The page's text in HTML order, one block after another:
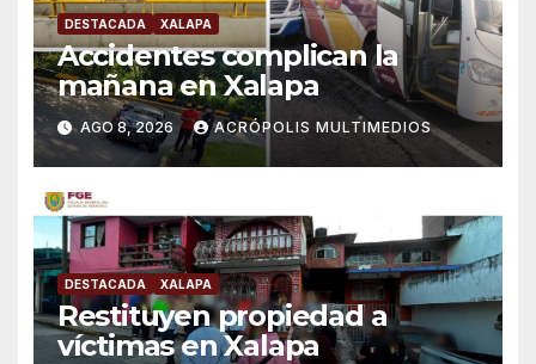
DESTACADA XALAPA
Accidentes complican la
mañana en Xalapa
AGO 8, 2026 ACRÓPOLIS MULTIMEDIOS
DESTACADA XALAPA
Restituyen propiedad a
víctimas en Xalapa